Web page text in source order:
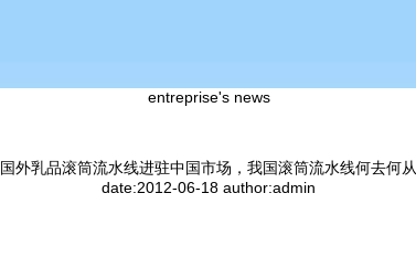
entreprise's news
国外乳品滚筒流水线进驻中国市场，我国滚筒流水线何去何从
date:2012-06-18 author:admin